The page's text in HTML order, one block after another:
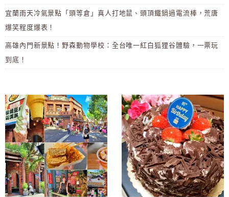
宜蘭雨天冷氣景點「頭等倉」真人打地鼠、頭頂鐵鍋過電流棒，荒唐
爆笑程度爆表！
高雄內門新景點！野森動物學校：全台唯一紅白狐狸谷體驗，一票玩
到底！